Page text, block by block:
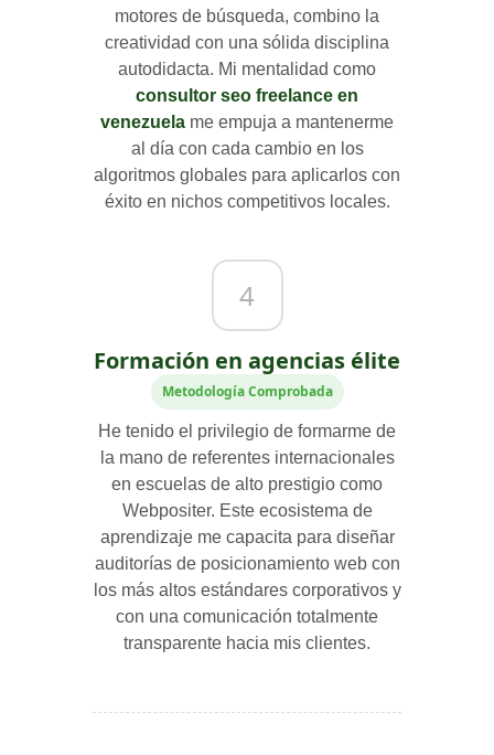
motores de búsqueda, combino la
creatividad con una sólida disciplina
autodidacta. Mi mentalidad como
consultor seo freelance en
venezuela me empuja a mantenerme
al día con cada cambio en los
algoritmos globales para aplicarlos con
éxito en nichos competitivos locales.
4
Formación en agencias élite
Metodología Comprobada
He tenido el privilegio de formarme de
la mano de referentes internacionales
en escuelas de alto prestigio como
Webpositer. Este ecosistema de
aprendizaje me capacita para diseñar
auditorías de posicionamiento web con
los más altos estándares corporativos y
con una comunicación totalmente
transparente hacia mis clientes.